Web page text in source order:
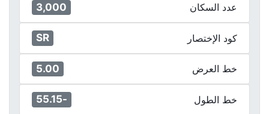
عدد السكان 3,000
كود الإختصار SR
خط العرض 5.00
خط الطول -55.15